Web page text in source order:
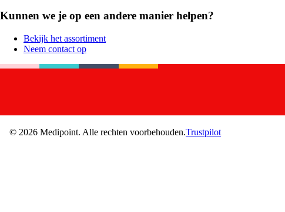
Kunnen we je op een andere manier helpen?
Bekijk het assortiment
Neem contact op
© 2026 Medipoint. Alle rechten voorbehouden.Trustpilot